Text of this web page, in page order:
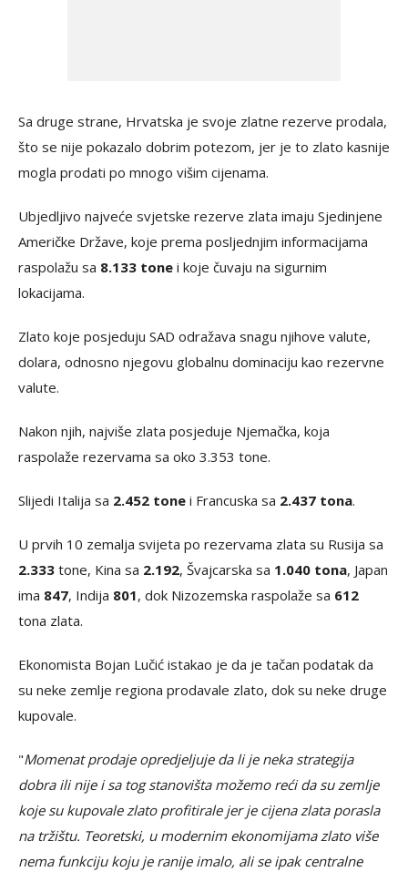
Sa druge strane, Hrvatska je svoje zlatne rezerve prodala,
što se nije pokazalo dobrim potezom, jer je to zlato kasnije
mogla prodati po mnogo višim cijenama.
Ubjedljivo najveće svjetske rezerve zlata imaju Sjedinjene
Američke Države, koje prema posljednjim informacijama
raspolažu sa 8.133 tone i koje čuvaju na sigurnim
lokacijama.
Zlato koje posjeduju SAD odražava snagu njihove valute,
dolara, odnosno njegovu globalnu dominaciju kao rezervne
valute.
Nakon njih, najviše zlata posjeduje Njemačka, koja
raspolaže rezervama sa oko 3.353 tone.
Slijedi Italija sa 2.452 tone i Francuska sa 2.437 tona.
U prvih 10 zemalja svijeta po rezervama zlata su Rusija sa
2.333 tone, Kina sa 2.192, Švajcarska sa 1.040 tona, Japan
ima 847, Indija 801, dok Nizozemska raspolaže sa 612
tona zlata.
Ekonomista Bojan Lučić istakao je da je tačan podatak da
su neke zemlje regiona prodavale zlato, dok su neke druge
kupovale.
"Momenat prodaje opredjeljuje da li je neka strategija
dobra ili nije i sa tog stanovišta možemo reći da su zemlje
koje su kupovale zlato profitirale jer je cijena zlata porasla
na tržištu. Teoretski, u modernim ekonomijama zlato više
nema funkciju koju je ranije imalo, ali se ipak centralne